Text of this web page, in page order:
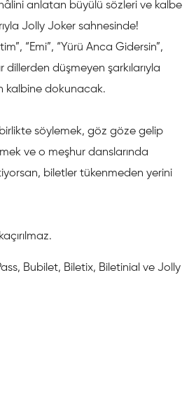
hâlini anlatan büyülü sözleri ve kalbe
Jolly Joker sahnesinde!
“Emi”, “Yürü Anca Gidersin”,
dillerden düşmeyen şarkılarıyla
kalbine dokunacak.
birlikte söylemek, göz göze gelip
ve o meşhur danslarında
biletler tükenmeden yerini
Bubilet, Biletix, Biletinial ve Jolly